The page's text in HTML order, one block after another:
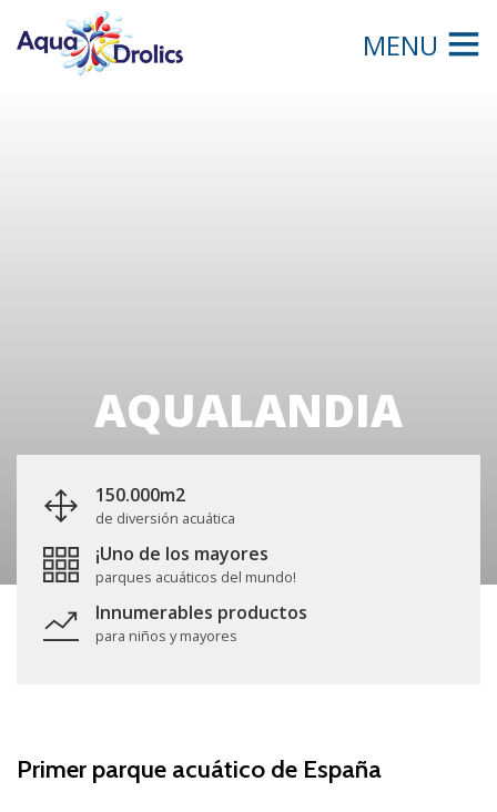
MENU
AQUALANDIA
150.000m2
de diversión acuática
¡Uno de los mayores
parques acuáticos del mundo!
Innumerables productos
para niños y mayores
Primer parque acuático de España